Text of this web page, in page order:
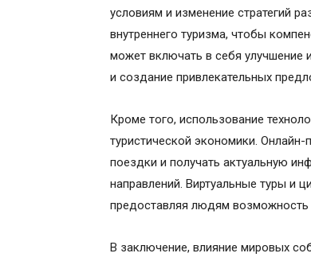
условиям и изменение стратегий
внутреннего туризма, чтобы
может включать в себя улучшение
и создание привлекательных
Кроме того, использование
туристической экономики.
поездки и получать актуальную
направлений. Виртуальные туры и
предоставляя людям
В заключение, влияние мировых